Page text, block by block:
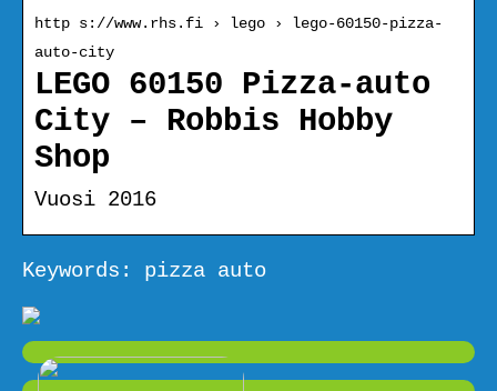
http s://www.rhs.fi › lego › lego-60150-pizza-
auto-city
LEGO 60150 Pizza-auto
City – Robbis Hobby
Shop
Vuosi 2016
Keywords: pizza auto